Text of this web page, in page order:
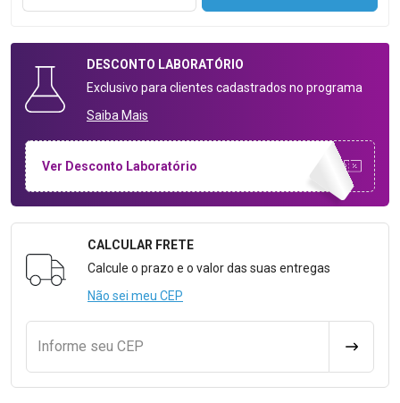
DESCONTO LABORATÓRIO
Exclusivo para clientes cadastrados no programa
Saiba Mais
Ver Desconto Laboratório
Formulário para Calcular o Frete
CALCULAR FRETE
Calcule o prazo e o valor das suas entregas
Não sei meu CEP
Informe seu CEP